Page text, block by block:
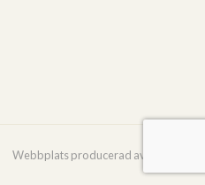
Webbplats producerad av